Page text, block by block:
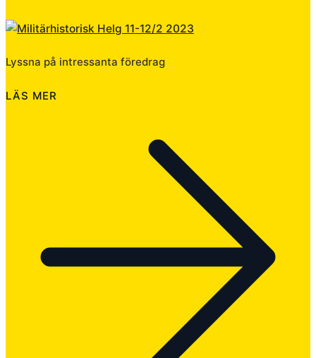
Lyssna på intressanta föredrag
LÄS MER